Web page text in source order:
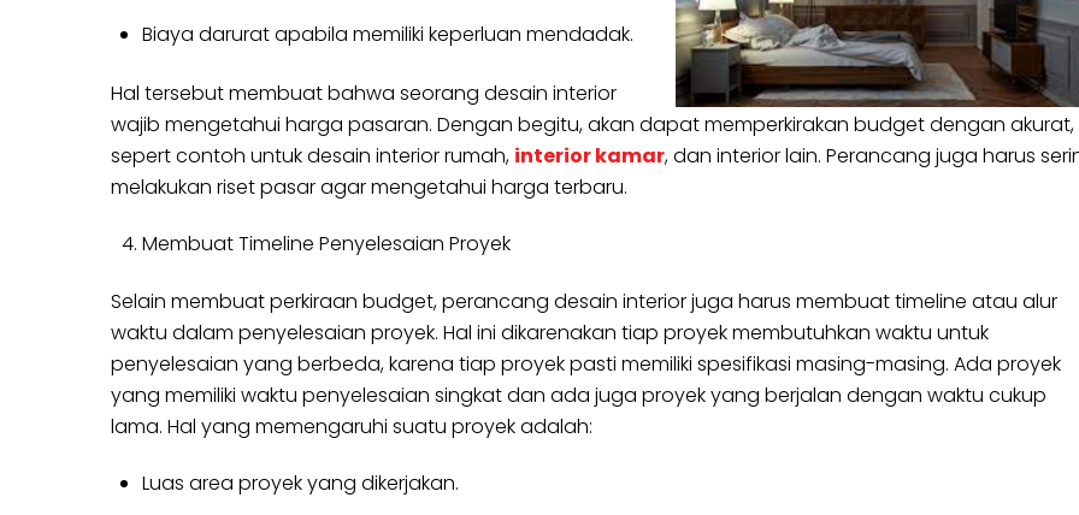
Biaya darurat apabila memiliki keperluan mendadak.
Hal tersebut membuat bahwa seorang desain interior
wajib mengetahui harga pasaran. Dengan begitu, akan dapat memperkirakan budget dengan akurat,
sepert contoh untuk desain interior rumah, interior kamar, dan interior lain. Perancang juga harus
melakukan riset pasar agar mengetahui harga terbaru.
Membuat Timeline Penyelesaian Proyek
Selain membuat perkiraan budget, perancang desain interior juga harus membuat timeline atau alur
waktu dalam penyelesaian proyek. Hal ini dikarenakan tiap proyek membutuhkan waktu untuk
penyelesaian yang berbeda, karena tiap proyek pasti memiliki spesifikasi masing-masing. Ada proyek
yang memiliki waktu penyelesaian singkat dan ada juga proyek yang berjalan dengan waktu cukup
lama. Hal yang memengaruhi suatu proyek adalah:
Luas area proyek yang dikerjakan.